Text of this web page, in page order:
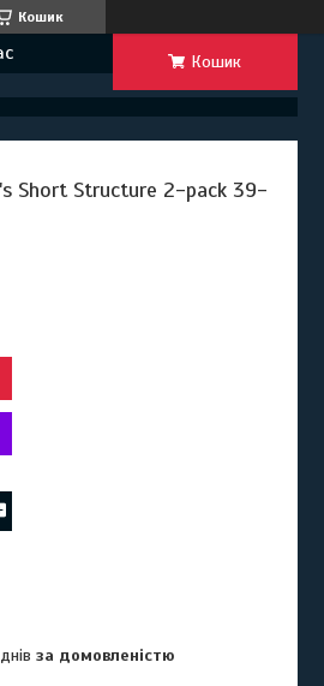
Кошик
Кошик
Short Structure 2-pack 39-
за домовленістю